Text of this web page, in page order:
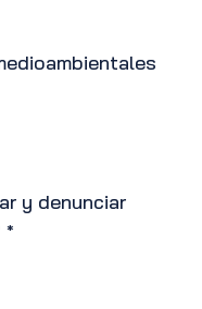
y denunciar
*